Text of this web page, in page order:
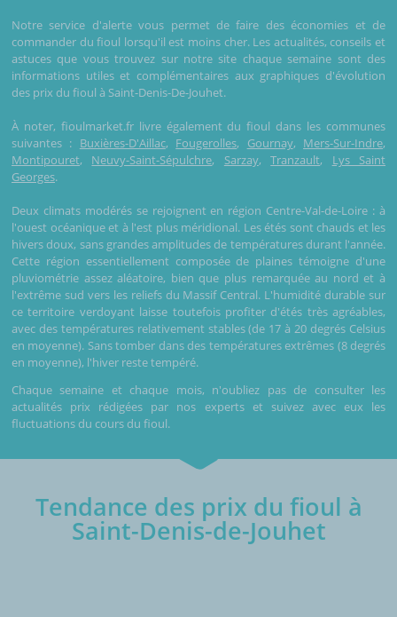
Notre service d'alerte vous permet de faire des économies et de
commander du fioul lorsqu'il est moins cher. Les actualités, conseils et
astuces que vous trouvez sur notre site chaque semaine sont des
informations utiles et complémentaires aux graphiques d'évolution
des prix du fioul à Saint-Denis-De-Jouhet.
À noter, fioulmarket.fr livre également du fioul dans les communes
suivantes : Buxières-D'Aillac, Fougerolles, Gournay, Mers-Sur-Indre,
Montipouret, Neuvy-Saint-Sépulchre, Sarzay,Tranzault, Lys Saint
Georges.
Deux climats modérés se rejoignent en région Centre-Val-de-Loire : à
l'ouest océanique et à l'est plus méridional. Les étés sont chauds et les
hivers doux, sans grandes amplitudes de températures durant l'année.
Cette région essentiellement composée de plaines témoigne d'une
pluviométrie assez aléatoire, bien que plus remarquée au nord et à
l'extrême sud vers les reliefs du Massif Central. L'humidité durable sur
ce territoire verdoyant laisse toutefois profiter d'étés très agréables,
avec des températures relativement stables (de 17 à 20 degrés Celsius
en moyenne). Sans tomber dans des températures extrêmes (8 degrés
en moyenne), l'hiver reste tempéré.
Chaque semaine et chaque mois, n'oubliez pas de consulter les
actualités prix rédigées par nos experts et suivez avec eux les
fluctuations du cours du fioul.
Tendance des prix du fioul à
Saint-Denis-de-Jouhet